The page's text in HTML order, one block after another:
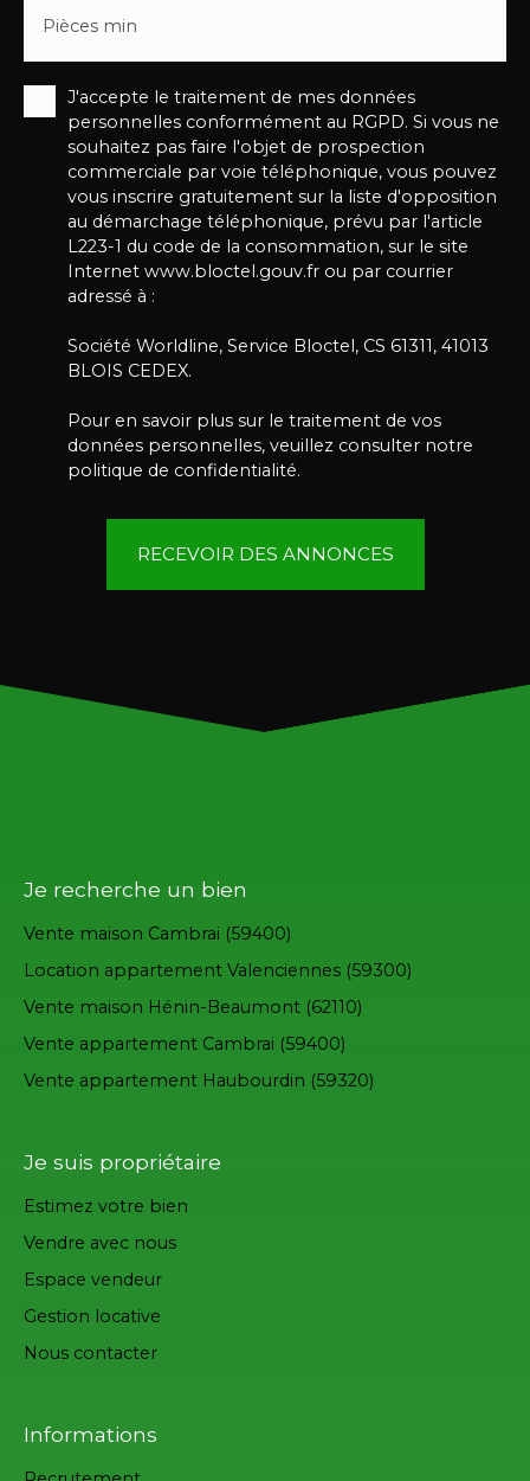
Pièces min
J'accepte le traitement de mes données
personnelles conformément au RGPD. Si vous ne
souhaitez pas faire l'objet de prospection
commerciale par voie téléphonique, vous pouvez
vous inscrire gratuitement sur la liste d'opposition
au démarchage téléphonique, prévu par l'article
L223-1 du code de la consommation, sur le site
Internet www.bloctel.gouv.fr ou par courrier
adressé à :
Société Worldline, Service Bloctel, CS 61311, 41013
BLOIS CEDEX.
Pour en savoir plus sur le traitement de vos
données personnelles, veuillez consulter notre
politique de confidentialité.
RECEVOIR DES ANNONCES
Je recherche un bien
Vente maison Cambrai (59400)
Location appartement Valenciennes (59300)
Vente maison Hénin-Beaumont (62110)
Vente appartement Cambrai (59400)
Vente appartement Haubourdin (59320)
Je suis propriétaire
Estimez votre bien
Vendre avec nous
Espace vendeur
Gestion locative
Nous contacter
Informations